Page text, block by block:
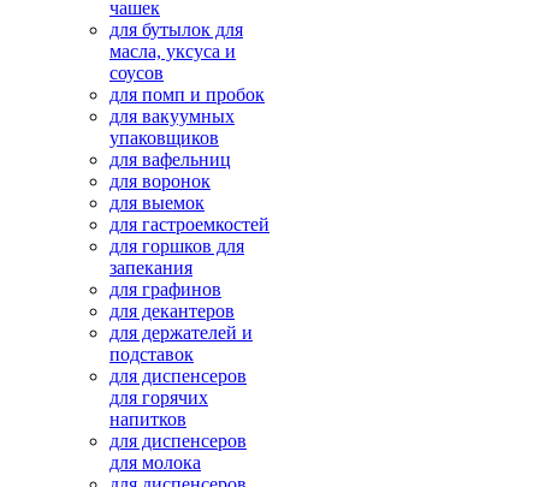
чашек
для бутылок для
масла, уксуса и
соусов
для помп и пробок
для вакуумных
упаковщиков
для вафельниц
для воронок
для выемок
для гастроемкостей
для горшков для
запекания
для графинов
для декантеров
для держателей и
подставок
для диспенсеров
для горячих
напитков
для диспенсеров
для молока